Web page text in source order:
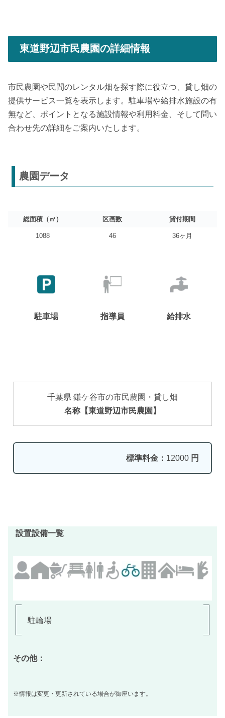
東道野辺市民農園の詳細情報
市民農園や民間のレンタル畑を探す際に役立つ、貸し畑の
提供サービス一覧を表示します。駐車場や給排水施設の有
無など、ポイントとなる施設情報や利用料金、そして問い
合わせ先の詳細をご案内いたします。
農園データ
総面積（㎡） 区画数 貸付期間
1088 46 36ヶ月
駐車場 指導員 給排水
千葉県 鎌ケ谷市の市民農園・貸し畑
名称【東道野辺市民農園】
標準料金： 12000 円
設置設備一覧
駐輪場
その他：
※情報は変更・更新されている場合が御座います。